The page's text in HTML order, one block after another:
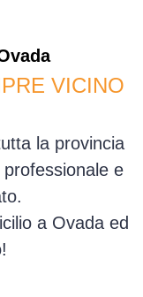
VICINO
la provincia
e
a Ovada ed